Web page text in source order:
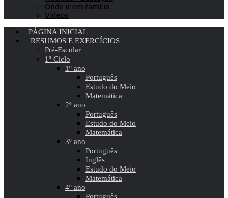
Onde ir em família
Vídeos
PÁGINA INICIAL
RESUMOS E EXERCÍCIOS
Pré-Escolar
1º Ciclo
1º ano
Português
Estudo do Meio
Matemática
2º ano
Português
Estudo do Meio
Matemática
3º ano
Português
Inglês
Estudo do Meio
Matemática
4º ano